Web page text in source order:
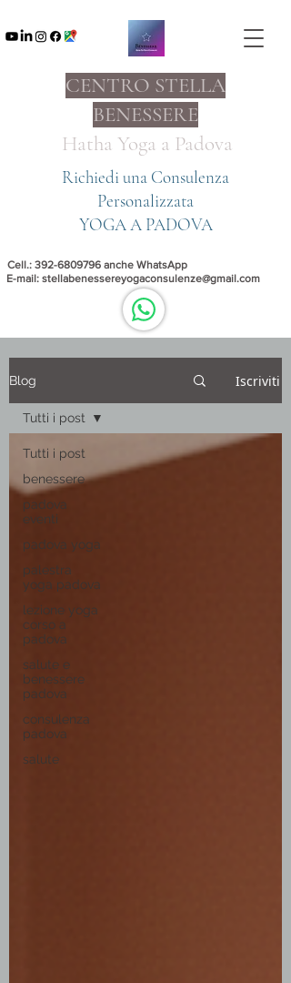
Cell.: 392-6809796 anche WhatsApp
E-mail: stellabenessereyogaconsulenze@gmail.com
CENTRO STELLA
BENESSERE
Hatha Yoga a Padova
Richiedi una Consulenza
Personalizzata
YOGA A PADOVA
Blog Iscriviti
Tutti i post
benessere
padova
eventi
padova yoga
palestra
yoga padova
lezione yoga
corso a
padova
salute e
benessere
padova
consulenza
padova
salute
Tutti i post